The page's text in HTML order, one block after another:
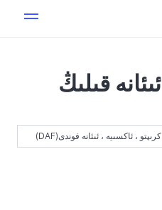
كرىپتو ، ئاكسىيە ، ئىئانە فوندى(DAF)